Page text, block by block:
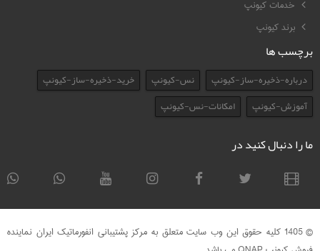
خدمات کیونپ
برند کیونپ
برچسب ها
درباره-ذخیره-ساز-کیونپ نس-کیونپ
خرید-ذخیره-ساز-کیونپ
آموزش-کیونپ
امکانات-نس-کیونپ
ما را دنبال کنید در
© 1405 کلیه حقوق این وب سایت متعلق به مرکز پشتیبانی انفورماتیک ایران نماینده